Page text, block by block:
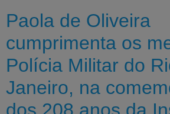
Paola de Oliveira
cumprimenta os
Polícia Militar do
Janeiro, na
dos 208 anos da